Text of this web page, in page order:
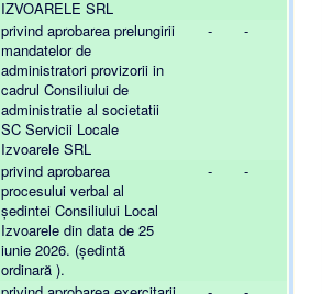
IZVOARELE SRL
privind aprobarea prelungirii
mandatelor de
administratori provizorii in
cadrul Consiliului de
administratie al societatii
SC Servicii Locale
Izvoarele SRL
- -
privind aprobarea
procesului verbal al
ședintei Consiliului Local
Izvoarele din data de 25
iunie 2026. (ședintă
ordinară ).
- -